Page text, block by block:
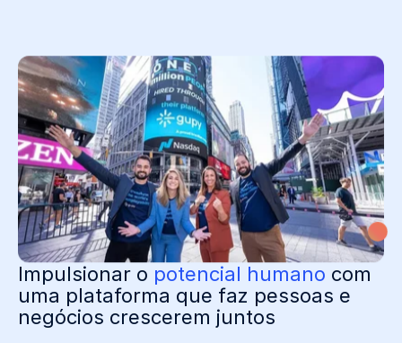
Impulsionar o potencial humano com
uma plataforma que faz pessoas e
negócios crescerem juntos